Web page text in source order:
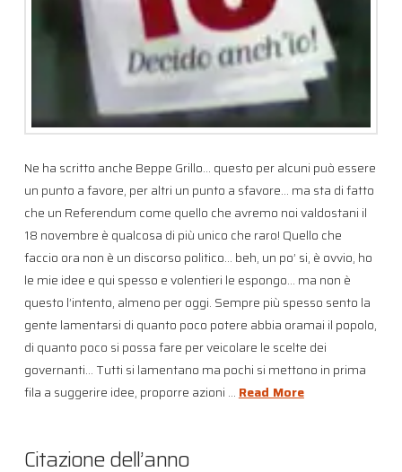
Ne ha scritto anche Beppe Grillo… questo per alcuni può essere
un punto a favore, per altri un punto a sfavore… ma sta di fatto
che un Referendum come quello che avremo noi valdostani il
18 novembre è qualcosa di più unico che raro! Quello che
faccio ora non è un discorso politico… beh, un po’ si, è ovvio, ho
le mie idee e qui spesso e volentieri le espongo… ma non è
questo l’intento, almeno per oggi. Sempre più spesso sento la
gente lamentarsi di quanto poco potere abbia oramai il popolo,
di quanto poco si possa fare per veicolare le scelte dei
governanti… Tutti si lamentano ma pochi si mettono in prima
fila a suggerire idee, proporre azioni … Read More
Citazione dell’anno